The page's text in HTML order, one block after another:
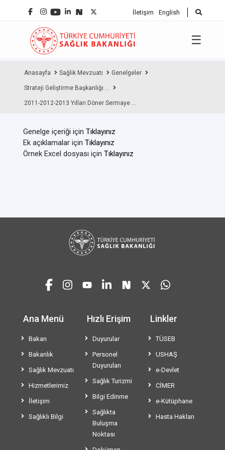
İletişim English
☰
Anasayfa Sağlık Mevzuatı Genelgeler
Strateji Geliştirme Başkanlığı ...
2011-2012-2013 Yılları Döner Sermaye ...
Genelge içeriği için Tıklayınız
Ek açıklamalar için Tıklayınız
Örnek Excel dosyası için Tıklayınız
Ana Menü
Bakan
Bakanlık
Sağlık Mevzuatı
Hizmetlerimiz
İletişim
Sağlıklı Bilgi
Hızlı Erişim
Duyurular
Personel
Duyuruları
Sağlık Turizmi
Bilgi Edinme
Sağlıkta
Buluşma
Noktası
Linkler
TÜSEB
USHAŞ
e-Devlet
CİMER
e-Kütüphane
Hasta Hakları